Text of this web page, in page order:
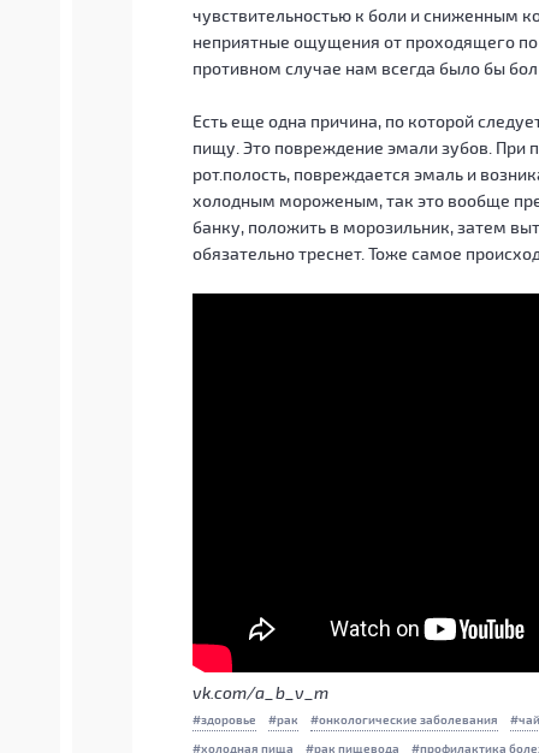
чувствительностью к боли и сниженным
неприятные ощущения от проходящего
противном случае нам всегда было бы
Есть еще одна причина, по которой
пищу. Это повреждение эмали зубов. При
рот.полость, повреждается эмаль и
холодным мороженым, так это вообще
банку, положить в морозильник, затем
обязательно треснет. Тоже самое
vk.com/a_b_v_m
здоровье рак онкологические заболевания
чай
холодная пища
рак пищевода профилактика